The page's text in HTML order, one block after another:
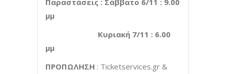
μμ
Κυριακή 7/11 : 6.00
μμ
ΠΡΟΠΩΛΗΣΗ : Ticketservices.gr &